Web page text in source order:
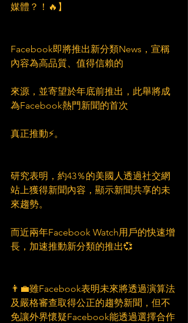
媒體？！🔥】
Facebook即將推出新分類News，宣稱
內容為高品質、值得信賴的
來源，並寄望於年底前推出，此舉將成
為Facebook熱門新聞的首次
真正推動⚡。
研究表明，約43％的美國人透過社交網
站上獲得新聞內容，顯示新聞共享的未
來趨勢。
而近兩年Facebook Watch用戶的快速增
長，加速推動新分類的推出💞
👨‍💼雖Facebook表明未來將透過演算法
及嚴格審查取得公正的趨勢新聞，但不
免讓外界懷疑Facebook能透過選擇合作